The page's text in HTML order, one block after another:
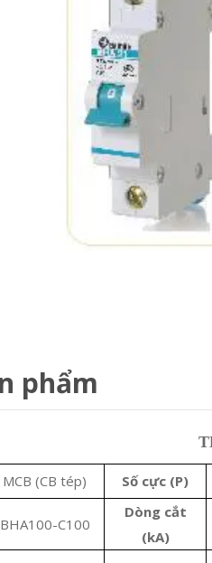
phẩm
MCB (CB tép) Số cực (P)
BHA100-C100
Dòng cắt
(kA)